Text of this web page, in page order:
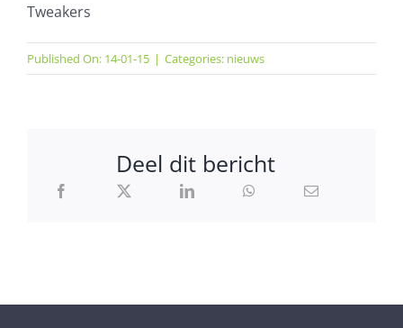
Tweakers
Published On: 14-01-15 | Categories: nieuws
Deel dit bericht